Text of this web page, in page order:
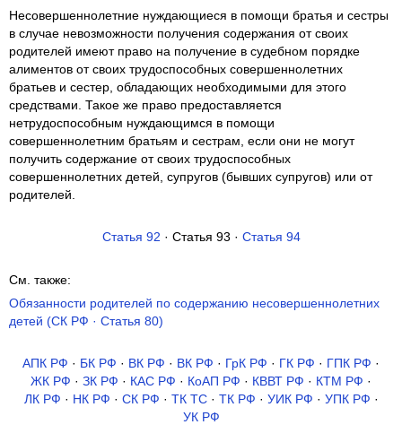
Несовершеннолетние нуждающиеся в помощи братья и сестры
в случае невозможности получения содержания от своих
родителей имеют право на получение в судебном порядке
алиментов от своих трудоспособных совершеннолетних
братьев и сестер, обладающих необходимыми для этого
средствами. Такое же право предоставляется
нетрудоспособным нуждающимся в помощи
совершеннолетним братьям и сестрам, если они не могут
получить содержание от своих трудоспособных
совершеннолетних детей, супругов (бывших супругов) или от
родителей.
Статья 92 · Статья 93 · Статья 94
См. также:
Обязанности родителей по содержанию несовершеннолетних
детей (СК РФ · Статья 80)
АПК РФ · БК РФ · ВК РФ · ВК РФ · ГрК РФ · ГК РФ · ГПК РФ ·
ЖК РФ · ЗК РФ · КАС РФ · КоАП РФ · КВВТ РФ · КТМ РФ ·
ЛК РФ · НК РФ · СК РФ · ТК TC· ТК РФ · УИК РФ · УПК РФ ·
УК РФ